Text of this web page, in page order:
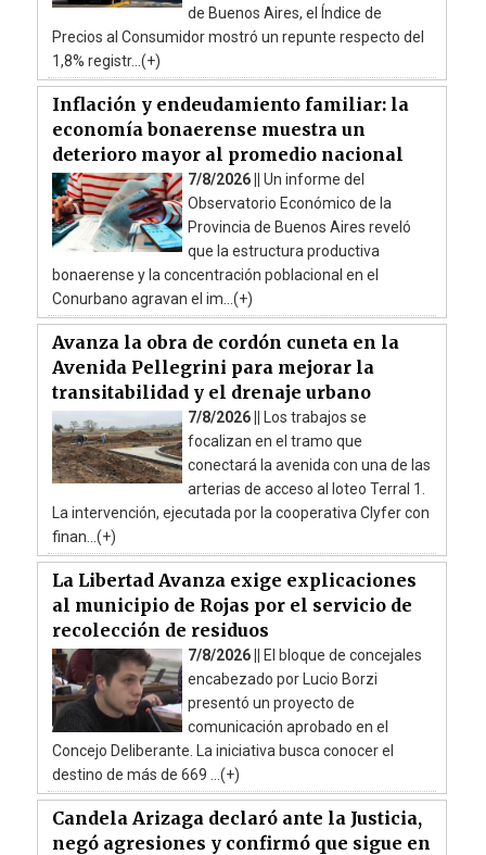
de Buenos Aires, el Índice de
Precios al Consumidor mostró un repunte respecto del
1,8% registr...(+)
Inflación y endeudamiento familiar: la
economía bonaerense muestra un
deterioro mayor al promedio nacional
7/8/2026 || Un informe del
Observatorio Económico de la
Provincia de Buenos Aires reveló
que la estructura productiva
bonaerense y la concentración poblacional en el
Conurbano agravan el im...(+)
Avanza la obra de cordón cuneta en la
Avenida Pellegrini para mejorar la
transitabilidad y el drenaje urbano
7/8/2026 || Los trabajos se
focalizan en el tramo que
conectará la avenida con una de las
arterias de acceso al loteo Terral 1.
La intervención, ejecutada por la cooperativa Clyfer con
finan...(+)
La Libertad Avanza exige explicaciones
al municipio de Rojas por el servicio de
recolección de residuos
7/8/2026 || El bloque de concejales
encabezado por Lucio Borzi
presentó un proyecto de
comunicación aprobado en el
Concejo Deliberante. La iniciativa busca conocer el
destino de más de 669 ...(+)
Candela Arizaga declaró ante la Justicia,
negó agresiones y confirmó que sigue en